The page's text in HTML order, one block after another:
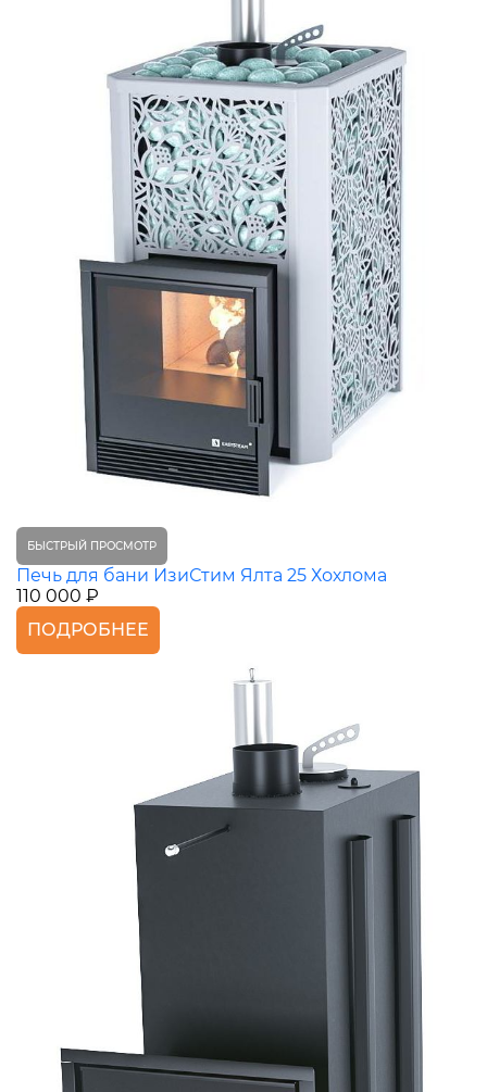
БЫСТРЫЙ ПРОСМОТР
Печь для бани ИзиСтим Ялта 25 Хохлома
110 000 ₽
ПОДРОБНЕЕ